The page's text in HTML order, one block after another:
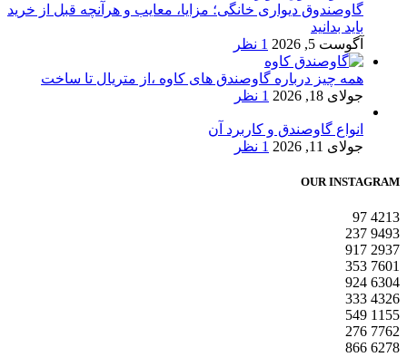
گاوصندوق دیواری خانگی؛ مزایا، معایب و هرآنچه قبل از خرید
باید بدانید
آگوست 5, 2026
1 نظر
همه چیز درباره گاوصندق های کاوه ،از متریال تا ساخت
جولای 18, 2026
1 نظر
انواع گاوصندق و کاربرد آن
جولای 11, 2026
1 نظر
OUR INSTAGRAM
4213
97
9493
237
2937
917
7601
353
6304
924
4326
333
1155
549
7762
276
6278
866